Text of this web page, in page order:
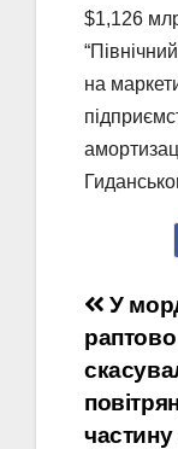
$1,126
на
У
раптово
частину